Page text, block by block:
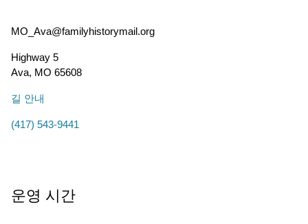
MO_Ava@familyhistorymail.org
Highway 5
Ava, MO 65608
길 안내
(417) 543-9441
운영 시간